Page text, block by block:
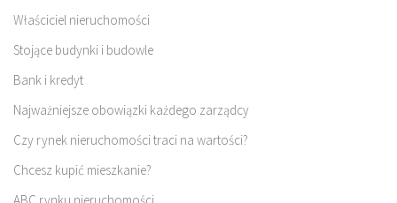
Właściciel nieruchomości
Stojące budynki i budowle
Bank i kredyt
Najważniejsze obowiązki każdego zarządcy
Czy rynek nieruchomości traci na wartości?
Chcesz kupić mieszkanie?